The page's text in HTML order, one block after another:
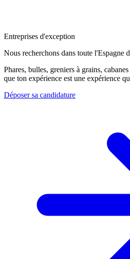
Entreprises d'exception
Nous recherchons dans toute l'Espagne
Phares, bulles, greniers à grains,
que ton expérience est une expérience
Déposer sa candidature